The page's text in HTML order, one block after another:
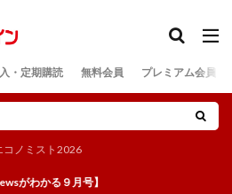
・定期購読 無料会員 プレミアム会員
コノミスト2026
９月号】
検索